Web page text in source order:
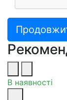
В наявності